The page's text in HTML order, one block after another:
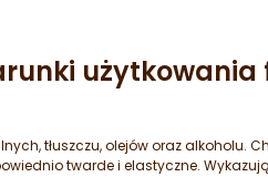
użytkowania
tłuszczu, olejów oraz alkoholu.
twarde i elastyczne.